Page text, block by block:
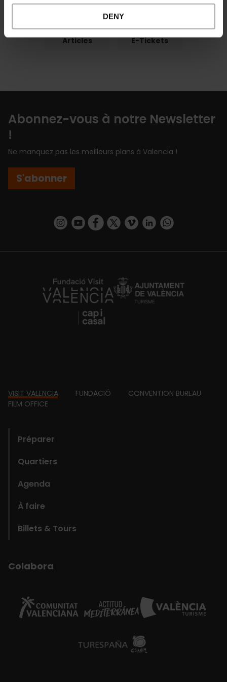
DENY
Articles E-Tickets
Abonnez-vous à notre Newsletter
!
Ne manquez pas les meilleurs plans à Valencia !
S'abonner
https://www.instagram.com/visit_valencia/
https://www.youtube.com/user/
https://www.facebook.com/
https://twitter.com/
https://vimeo.com/
https://www.linkedin.com/company/turismo-valencia/https://api.whatsapp.com/send/
https://fundacion.visitvalencia.com/
Footer
VISIT VALENCIA FUNDACIÓ
CONVENTION BUREAU
FILM OFFICE
Préparer
Quartiers
Agenda
À faire
Billets & Tours
Colabora